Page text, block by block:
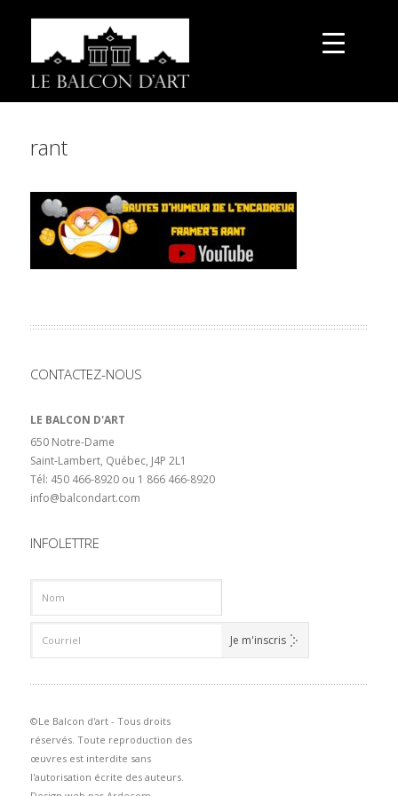
rant
CONTACTEZ-NOUS
LE BALCON D'ART
650 Notre-Dame
Saint-Lambert, Québec, J4P 2L1
Tél: 450 466-8920 ou 1 866 466-8920
info@balcondart.com
INFOLETTRE
©Le Balcon d'art - Tous droits
réservés. Toute reproduction des
œuvres est interdite sans
l'autorisation écrite des auteurs.